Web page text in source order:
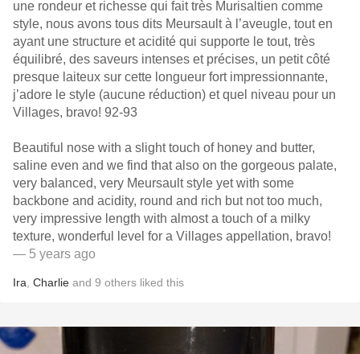
une rondeur et richesse qui fait très Murisaltien comme
style, nous avons tous dits Meursault à l’aveugle, tout en
ayant une structure et acidité qui supporte le tout, très
équilibré, des saveurs intenses et précises, un petit côté
presque laiteux sur cette longueur fort impressionnante,
j’adore le style (aucune réduction) et quel niveau pour un
Villages, bravo! 92-93
Beautiful nose with a slight touch of honey and butter,
saline even and we find that also on the gorgeous palate,
very balanced, very Meursault style yet with some
backbone and acidity, round and rich but not too much,
very impressive length with almost a touch of a milky
texture, wonderful level for a Villages appellation, bravo!
— 5 years ago
Ira Charlie and 9 others liked this